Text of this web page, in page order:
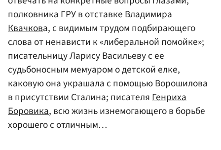
полковникаГРУв отставке Владимира
Квачкова, с видимым трудом подбирающего
слова от ненависти к «либеральной помойке»;
писательницу Ларису Васильеву с ее
судьбоносным мемуаром о детской елке,
каковую она украшала с помощью Ворошилова
в присутствии Сталина; писателяГенриха
Боровика, всю жизнь изнемогающего в борьбе
хорошего с отличным…